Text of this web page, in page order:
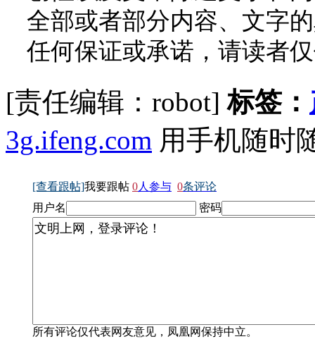
全部或者部分内容、文字
任何保证或承诺，请读者
[责任编辑：robot]标签：
3g.ifeng.com 用手机随时
[查看跟帖]我要跟帖 0人参与 0条评论
用户名
密码
所有评论仅代表网友意见，凤凰网保持中立。